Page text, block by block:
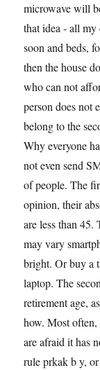
microwave will
that idea - all
soon and beds,
then the house
who can not
person does not
belong to the
Why everyone
not even send
of people. The
opinion, their
are less than
may vary
bright. Or buy a
laptop. The
retirement age,
how. Most
are afraid it has
rule prkak b y,